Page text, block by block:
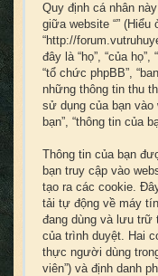
Quy định cá nhân
giữa website “” (Hiểu
“http://
đây là “họ”, “của họ”,
“tổ chức phpBB”,
những thông tin thu
sử dụng của bạn vào
bạn”, “thông tin của
Thông tin của bạn
bạn truy cập vào
tạo ra các cookie.
tải tự động về máy
đang dùng và lưu trữ
của trình duyệt. Hai
thực người dùng
viên”) và định danh